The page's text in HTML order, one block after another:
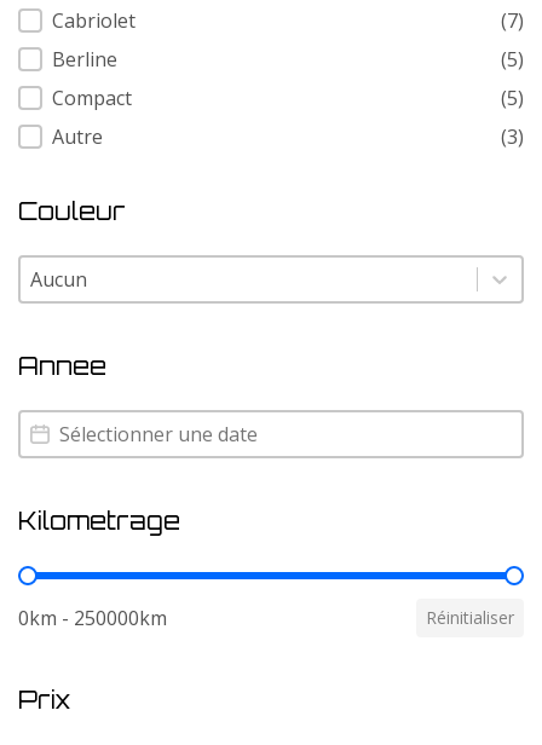
Cabriolet
(7)
Berline
(5)
Compact
(5)
Autre
(3)
Couleur
Couleur
Couleur
Annee
Annee
Annee
Kilometrage
Kilometrage
0km - 250000km Réinitialiser
Prix